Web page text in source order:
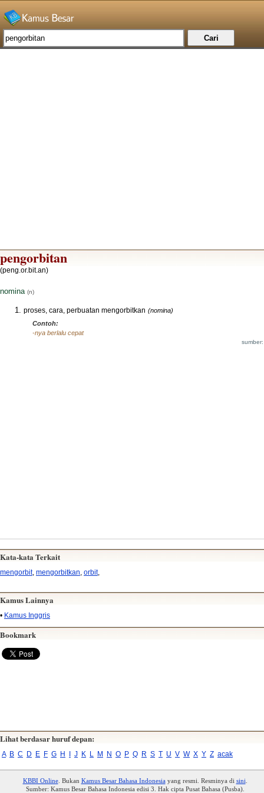
pengorbitan
(peng.or.bit.an)
nomina (n)
proses, cara, perbuatan mengorbitkan (nomina)
Contoh:
-nya berlalu cepat
Kata-kata Terkait
mengorbit, mengorbitkan orbit,
Kamus Lainnya
• Kamus Inggris
Bookmark
Lihat berdasar huruf depan:
A B C D E F G H J K L M N O P Q R S T U V W X Y Z acak
KBBI Online. Bukan Kamus Besar Bahasa Indonesiayang resmi. Resminya di sini
Sumber: Kamus Besar Bahasa Indonesia edisi 3. Hak cipta Pusat Bahasa (Pusba).